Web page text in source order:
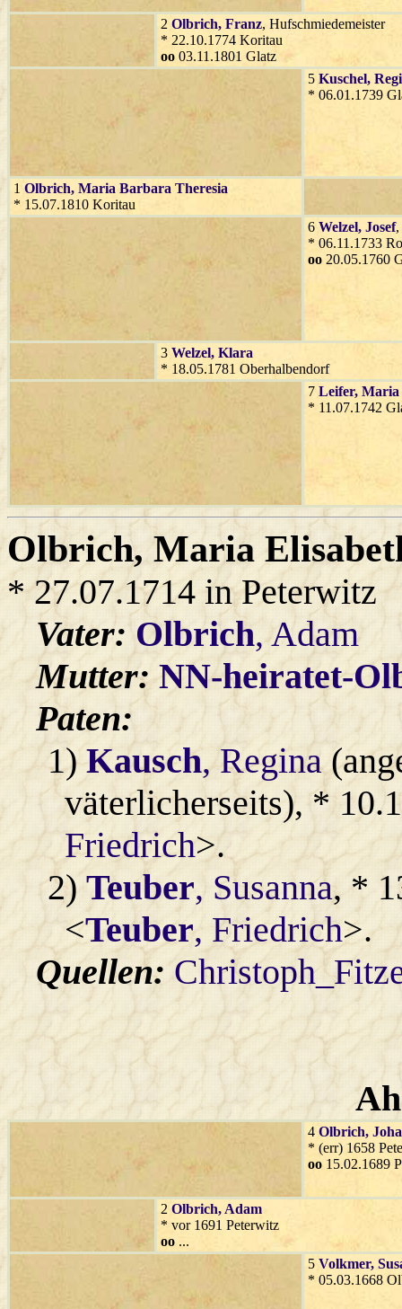
2 Olbrich, Franz, Hufschmiedemeister
* 22.10.1774 Koritau
oo 03.11.1801 Glatz
5 Kuschel,
* 06.01.1739
1 Olbrich, Maria Barbara Theresia
* 15.07.1810 Koritau
6 Welzel, Josef,
* 06.11.1733
oo 20.05.1760
3 Welzel, Klara
* 18.05.1781 Oberhalbendorf
7 Leifer, Maria
* 11.07.1742
Olbrich, Maria
* 27.07.1714 in Peterwitz
Vater:Olbrich, Adam
Mutter:NN-heiratet-
Paten:
1)Kausch, Regina
väterlicherseits), *
Friedrich>.
2)Teuber, Susanna, *
<Teuber, Friedrich>.
Quellen:
4 Olbrich,
* (err) 1658
oo 15.02.1689
2 Olbrich, Adam
* vor 1691 Peterwitz
oo ...
5 Volkmer,
* 05.03.1668